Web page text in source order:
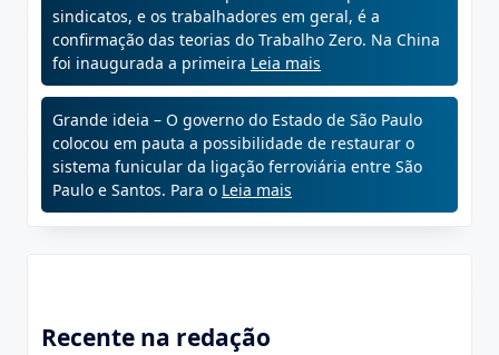
sindicatos, e os trabalhadores em geral, é a
confirmação das teorias do Trabalho Zero. Na China
foi inaugurada a primeira Leia mais
Grande ideia – O governo do Estado de São Paulo
colocou em pauta a possibilidade de restaurar o
sistema funicular da ligação ferroviária entre São
Paulo e Santos. Para o Leia mais
Recente na redação